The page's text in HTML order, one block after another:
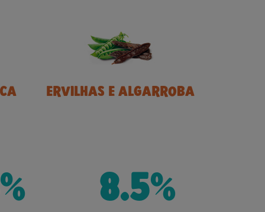
ERVILHAS E ALGARROBA
% 8.5%